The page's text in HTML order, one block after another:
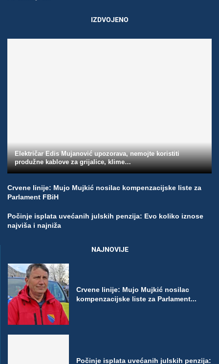
IZDVOJENO
Električar Edis Mujanović upozorava, nemojte koristiti
produžne kablove za grijalice, klime…
Crvene linije: Mujo Mujkić nosilac kompenzacijske liste za
Parlament FBiH
Počinje isplata uvećanih julskih penzija: Evo koliko iznose
najviša i najniža
NAJNOVIJE
Crvene linije: Mujo Mujkić nosilac
kompenzacijske liste za Parlament...
Počinje isplata uvećanih julskih penzija: